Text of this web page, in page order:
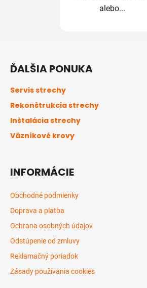
alebo...
ĎALŠIA PONUKA
Servis strechy
Rekonštrukcia strechy
Inštalácia strechy
Väzníkové krovy
INFORMÁCIE
Obchodné podmienky
Doprava a platba
Ochrana osobných údajov
Odstúpenie od zmluvy
Reklamačný poriadok
Zásady používania cookies